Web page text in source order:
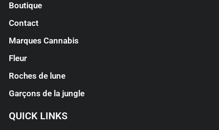
Boutique
Contact
Marques Cannabis
Fleur
Roches de lune
Garçons de la jungle
QUICK LINKS